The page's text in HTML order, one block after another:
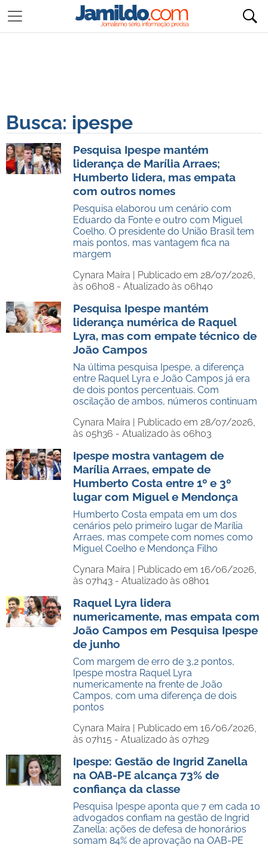
Busca: ipespe
Pesquisa Ipespe mantém
liderança de Marília Arraes;
Humberto lidera, mas empata
com outros nomes
Pesquisa elaborou um cenário com
Eduardo da Fonte e outro com Miguel
Coelho. O presidente do União Brasil tem
mais pontos, mas vantagem fica na
margem
Cynara Maíra | Publicado em 28/07/2026,
às 06h08 - Atualizado às 06h40
Pesquisa Ipespe mantém
liderança numérica de Raquel
Lyra, mas com empate técnico de
João Campos
Na última pesquisa Ipespe, a diferença
entre Raquel Lyra e João Campos já era
de dois pontos percentuais. Com
oscilação de ambos, números continuam
Cynara Maíra | Publicado em 28/07/2026,
às 05h36 - Atualizado às 06h03
Ipespe mostra vantagem de
Marília Arraes, empate de
Humberto Costa entre 1º e 3º
lugar com Miguel e Mendonça
Humberto Costa empata em um dos
cenários pelo primeiro lugar de Marília
Arraes, mas compete com nomes como
Miguel Coelho e Mendonça Filho
Cynara Maíra | Publicado em 16/06/2026,
às 07h43 - Atualizado às 08h01
Raquel Lyra lidera
numericamente, mas empata com
João Campos em Pesquisa Ipespe
de junho
Com margem de erro de 3,2 pontos,
Ipespe mostra Raquel Lyra
numericamente na frente de João
Campos, com uma diferença de dois
pontos
Cynara Maíra | Publicado em 16/06/2026,
às 07h15 - Atualizado às 07h29
Ipespe: Gestão de Ingrid Zanella
na OAB-PE alcança 73% de
confiança da classe
Pesquisa Ipespe aponta que 7 em cada 10
advogados confiam na gestão de Ingrid
Zanella; ações de defesa de honorários
somam 84% de aprovação na OAB-PE